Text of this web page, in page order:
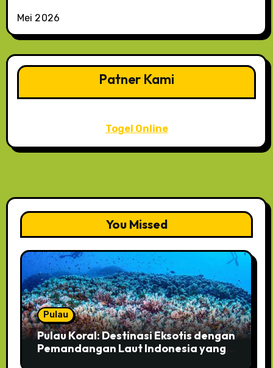
Mei 2026
Patner Kami
Togel Online
You Missed
Pulau
Pulau Koral: Destinasi Eksotis dengan
Pemandangan Laut Indonesia yang